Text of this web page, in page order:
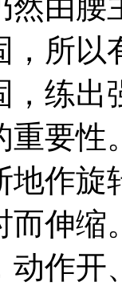
所以
，练出
重要性
地作旋
而伸缩
动作